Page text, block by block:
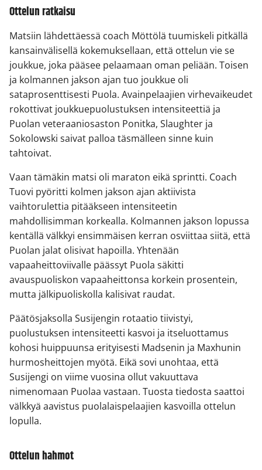
Ottelun ratkaisu
Matsiin lähdettäessä coach Möttölä tuumiskeli pitkällä
kansainvälisellä kokemuksellaan, että ottelun vie se
joukkue, joka pääsee pelaamaan oman peliään. Toisen
ja kolmannen jakson ajan tuo joukkue oli
sataprosenttisesti Puola. Avainpelaajien virhevaikeudet
rokottivat joukkuepuolustuksen intensiteettiä ja
Puolan veteraaniosaston Ponitka, Slaughter ja
Sokolowski saivat palloa täsmälleen sinne kuin
tahtoivat.
Vaan tämäkin matsi oli maraton eikä sprintti. Coach
Tuovi pyöritti kolmen jakson ajan aktiivista
vaihtorulettia pitääkseen intensiteetin
mahdollisimman korkealla. Kolmannen jakson lopussa
kentällä välkkyi ensimmäisen kerran osviittaa siitä, että
Puolan jalat olisivat hapoilla. Yhtenään
vapaaheittoviivalle päässyt Puola säkitti
avauspuoliskon vapaaheittonsa korkein prosentein,
mutta jälkipuoliskolla kalisivat raudat.
Päätösjaksolla Susijengin rotaatio tiivistyi,
puolustuksen intensiteetti kasvoi ja itseluottamus
kohosi huippuunsa erityisesti Madsenin ja Maxhunin
hurmosheittojen myötä. Eikä sovi unohtaa, että
Susijengi on viime vuosina ollut vakuuttava
nimenomaan Puolaa vastaan. Tuosta tiedosta saattoi
välkkyä aavistus puolalaispelaajien kasvoilla ottelun
lopulla.
Ottelun hahmot